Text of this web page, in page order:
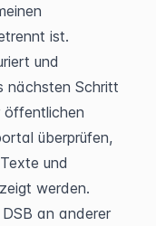
ist.
und
nächsten Schritt
öffentlichen
überprüfen,
und
werden.
an anderer